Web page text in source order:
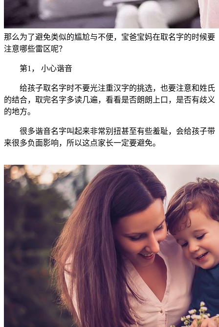
那么为了避免类似的尴尬与不便，宝爸宝妈在取名字的时候要
注意哪些雷区呢？
第1， 小心谐音
给孩子取名字时不要光注重汉字的挑选，也要注意和姓氏
的结合，取完名字多读几遍，看看是否朗朗上口，是否有歧义
的地方。
很多谐音名字叫起来非常别扭甚至有些羞耻，会给孩子带
来很多负面影响，所以这点家长一定要避免。